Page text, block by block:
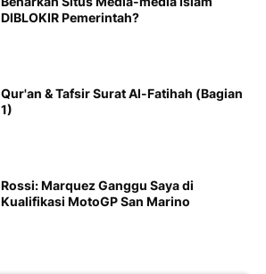
DIBLOKIR Pemerintah?
Qur'an & Tafsir Surat Al-Fatihah (Bagian
1)
Rossi: Marquez Ganggu Saya di
Kualifikasi MotoGP San Marino